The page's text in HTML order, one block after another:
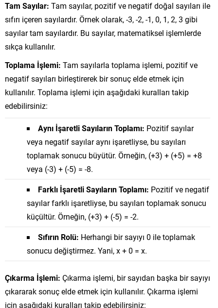
Tam Sayılar: Tam sayılar, pozitif ve negatif doğal sayıları ile
sıfırı içeren sayılardır. Örnek olarak, -3, -2, -1, 0, 1, 2, 3 gibi
sayılar tam sayılardır. Bu sayılar, matematiksel işlemlerde
sıkça kullanılır.
Toplama İşlemi: Tam sayılarla toplama işlemi, pozitif ve
negatif sayıları birleştirerek bir sonuç elde etmek için
kullanılır. Toplama işlemi için aşağıdaki kuralları takip
edebilirsiniz:
Aynı İşaretli Sayıların Toplamı: Pozitif sayılar
veya negatif sayılar aynı işaretliyse, bu sayıları
toplamak sonucu büyütür. Örneğin, (+3) + (+5) = +8
veya (-3) + (-5) = -8.
Farklı İşaretli Sayıların Toplamı: Pozitif ve negatif
sayılar farklı işaretliyse, bu sayıları toplamak sonucu
küçültür. Örneğin, (+3) + (-5) = -2.
Sıfırın Rolü: Herhangi bir sayıyı 0 ile toplamak
sonucu değiştirmez. Yani, x + 0 = x.
Çıkarma İşlemi: Çıkarma işlemi, bir sayıdan başka bir sayıyı
çıkararak sonuç elde etmek için kullanılır. Çıkarma işlemi
için aşağıdaki kuralları takip edebilirsiniz: